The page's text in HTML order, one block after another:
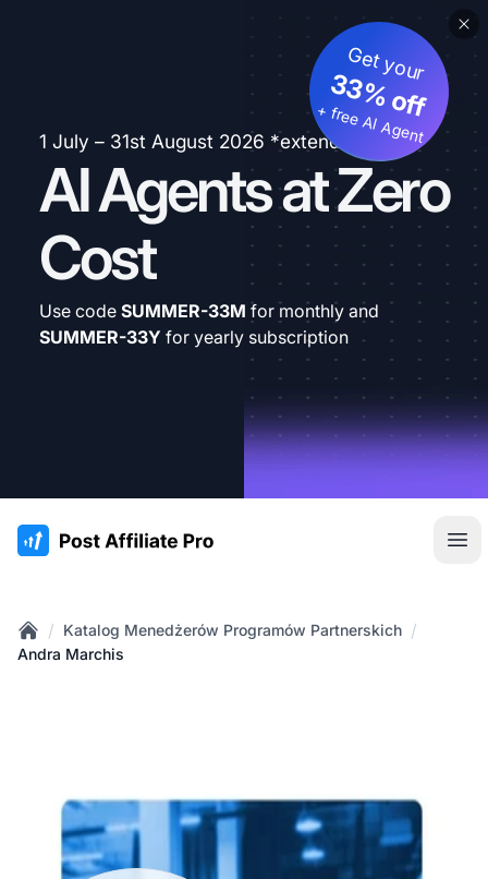
1 July – 31st August 2026 *extended
AI Agents at Zero
Cost
Get your
33% off
+ free AI Agent
Use code SUMMER-33M for monthly and
SUMMER-33Y for yearly subscription
:site.title
Home
/ Katalog Menedżerów Programów Partnerskich /
Andra Marchis